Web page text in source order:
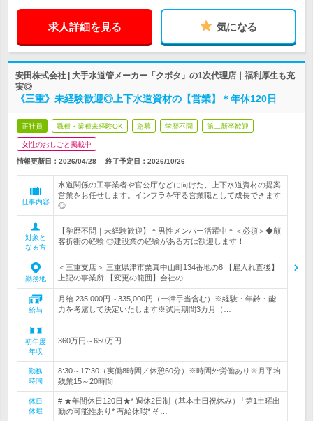
求人詳細を見る 気になる
安田株式会社 | 大手水道管メーカー「クボタ」の1次代理店｜福利厚生も充
実◎
《三重》未経験歓迎◎上下水道資材の【営業】＊年休120日
正社員 職種・業種未経験OK 急募 学歴不問 第二新卒歓迎
女性のおしごと掲載中
情報更新日：2026/04/28 終了予定日： 2026/10/26
仕事内容
水道関係の工事業者や官公庁などに向けた、上下水道資材の提案
営業をお任せします。インフラを守る営業職として成長できます
◎
対象と
なる方
【学歴不問｜未経験歓迎】＊男性メンバー活躍中＊＜必須＞◆顧
客折衝の経験 ◎建設業の経験がある方は歓迎します！
勤務地
＜三重支店＞ 三重県津市栗真中山町134番地の8 【雇入れ直後】
上記の事業所 【変更の範囲】会社の…
給与
月給 235,000円～335,000円（一律手当含む）※経験・年齢・能
力を考慮して決定いたします※試用期間3カ月（…
初年度
年収
360万円～650万円
勤務
時間
8:30～17:30（実働8時間／休憩60分）※時間外労働あり※月平均
残業15～20時間
休日
休暇
# ★年間休日120日★* 週休2日制（基本土日祝休み）└第1土曜出
勤の可能性あり* 有給休暇* そ…